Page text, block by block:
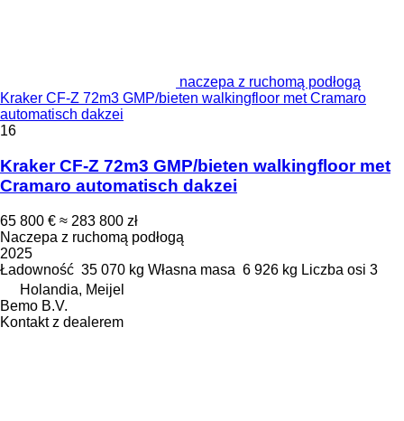
naczepa z ruchomą podłogą
Kraker CF-Z 72m3 GMP/bieten walkingfloor met Cramaro
automatisch dakzei
16
Kraker CF-Z 72m3 GMP/bieten walkingfloor met
Cramaro automatisch dakzei
65 800 € ≈ 283 800 zł
Naczepa z ruchomą podłogą
2025
Ładowność 35 070 kg Własna masa 6 926 kg Liczba osi 3
Holandia, Meijel
Bemo B.V.
Kontakt z dealerem